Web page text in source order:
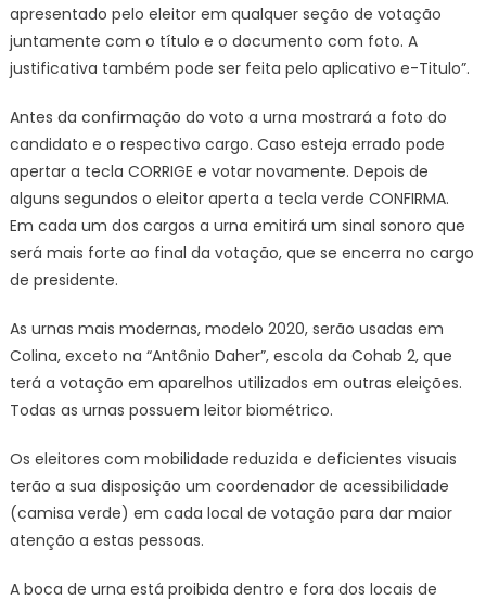
apresentado pelo eleitor em qualquer seção de votação
juntamente com o título e o documento com foto. A
justificativa também pode ser feita pelo aplicativo e-Titulo”.
Antes da confirmação do voto a urna mostrará a foto do
candidato e o respectivo cargo. Caso esteja errado pode
apertar a tecla CORRIGE e votar novamente. Depois de
alguns segundos o eleitor aperta a tecla verde CONFIRMA.
Em cada um dos cargos a urna emitirá um sinal sonoro que
será mais forte ao final da votação, que se encerra no cargo
de presidente.
As urnas mais modernas, modelo 2020, serão usadas em
Colina, exceto na “Antônio Daher”, escola da Cohab 2, que
terá a votação em aparelhos utilizados em outras eleições.
Todas as urnas possuem leitor biométrico.
Os eleitores com mobilidade reduzida e deficientes visuais
terão a sua disposição um coordenador de acessibilidade
(camisa verde) em cada local de votação para dar maior
atenção a estas pessoas.
A boca de urna está proibida dentro e fora dos locais de